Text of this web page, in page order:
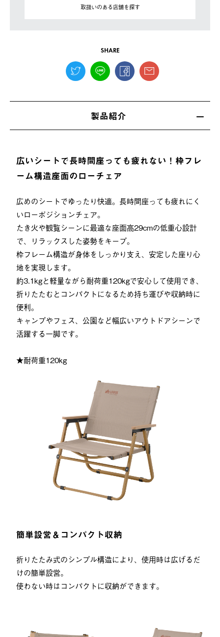
取扱いのある店舗を探す
SHARE
製品紹介
広いシートで長時間座っても疲れない！枠フレ
ーム構造座面のローチェア
広めのシートでゆったり快適。長時間座っても疲れにく
いローポジションチェア。
たき火や観覧シーンに最適な座面高29cmの低重心設計
で、リラックスした姿勢をキープ。
枠フレーム構造が身体をしっかり支え、安定した座り心
地を実現します。
約3.1kgと軽量ながら耐荷重120kgで安心して使用でき、
折りたたむとコンパクトになるため持ち運びや収納時に
便利。
キャンプやフェス、公園など幅広いアウトドアシーンで
活躍する一脚です。
★耐荷重120kg
簡単設営＆コンパクト収納
折りたたみ式のシンプル構造により、使用時は広げるだ
けの簡単設営。
使わない時はコンパクトに収納ができます。